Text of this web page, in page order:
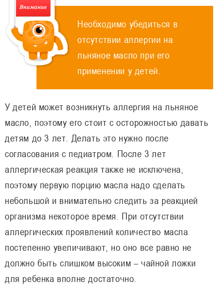
Необходимо убедиться в
отсутствии аллергии на
льняное масло при его
применении у детей.
У детей может возникнуть аллергия на льняное
масло, поэтому его стоит с осторожностью давать
детям до 3 лет. Делать это нужно после
согласования с педиатром. После 3 лет
аллергическая реакция также не исключена,
поэтому первую порцию масла надо сделать
небольшой и внимательно следить за реакцией
организма некоторое время. При отсутствии
аллергических проявлений количество масла
постепенно увеличивают, но оно все равно не
должно быть слишком высоким – чайной ложки
для ребенка вполне достаточно.